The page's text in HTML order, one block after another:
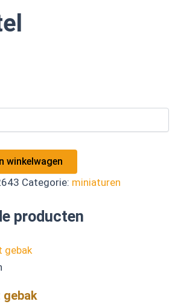
winkelwagen
Categorie: miniaturen
producten